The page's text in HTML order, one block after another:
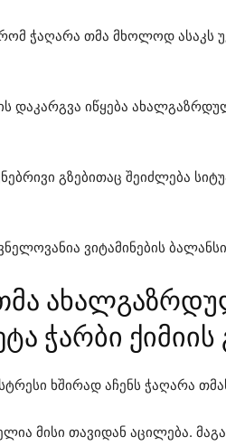
ჭაღარა თმა მხოლოდ ასაკს
დაკარგვა იწყება
გზებითაც შეიძლება
ვიტამინების
ჭარბი ქიმიის
ხშირად აჩენს ჭაღარა
მისი თავიდან აცილება.